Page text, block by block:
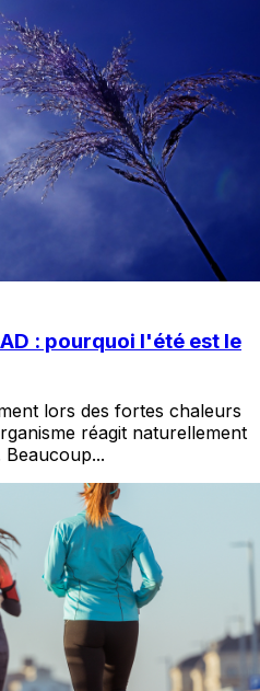
: pourquoi l'été est le
lors des fortes chaleurs
réagit naturellement
Beaucoup...